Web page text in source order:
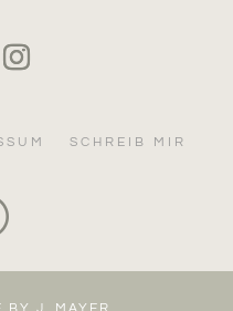
SCHREIB MIR